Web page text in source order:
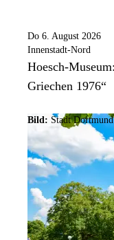
Do 6. August 2026
Innenstadt-Nord
Hoesch-
Griechen 1976“
Bild: Stadt